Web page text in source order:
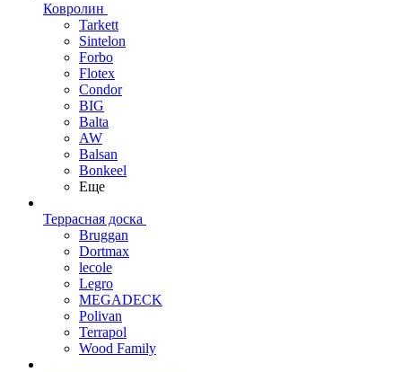
Ковролин
Tarkett
Sintelon
Forbo
Flotex
Condor
BIG
Balta
AW
Balsan
Bonkeel
Еще
Террасная доска
Bruggan
Dortmax
lecole
Legro
MEGADECK
Polivan
Terrapol
Wood Family